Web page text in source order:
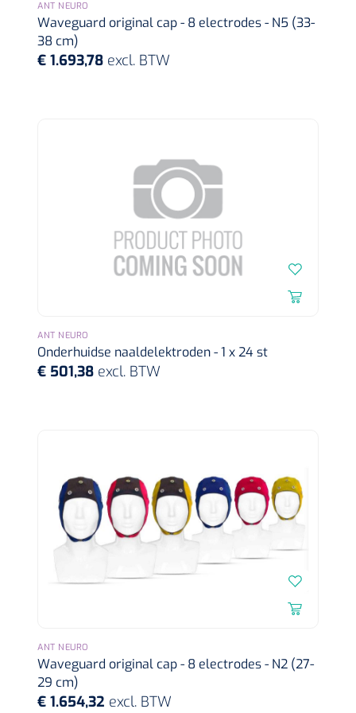
Mölnlycke
Mesalt® zoutverband - 7,5 x 7,5 cm - steriel - 30 st
Mölnlycke
Mepilex border sacrum - 23 x 23 cm - 1 x 5 st
Endobiopsie - standaard model CH9 - 1 x 25 st
ANT NEURO
Waveguard original cap - 8 electrodes - N5 (33-
38 cm)
€ 1.693,78 excl. BTW
ANT NEURO
Onderhuidse naaldelektroden - 1 x 24 st
€ 501,38 excl. BTW
ANT NEURO
Waveguard original cap - 8 electrodes - N2 (27-
29 cm)
€ 1.654,32 excl. BTW